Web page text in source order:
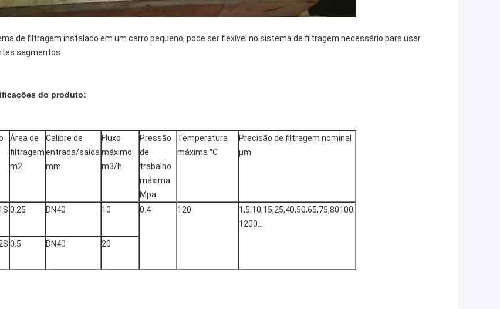
de filtragem instalado em um carro pequeno, pode ser flexível no sistema de filtragem necessário para usar
segmentos
do produto:
Área de
filtragem
m2
Calibre de
entrada/saída
mm
Fluxo
máximo
m3/h
Pressão
de
trabalho
máxima
Mpa
Temperatura
máxima °C
Precisão de filtragem nominal
μm
0.25 DN40 10 0.4 120
1,5,10,15,25,40,50,65,75,80100,
1200...
0.5 DN40 20